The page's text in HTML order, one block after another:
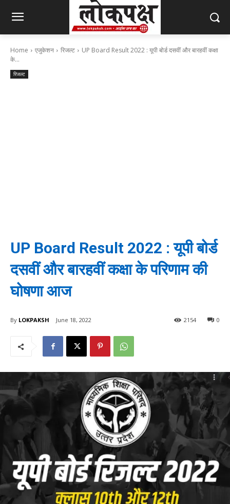
Home एजुकेशन रिजल्ट
UP Board Result 2022 : यूपी बोर्ड दसवीं और बारहवीं कक्षा
के...
रिजल्ट
UP Board Result 2022 : यूपी बोर्ड
दसवीं और बारहवीं कक्षा के परिणाम की
घोषणा आज
By LOKPAKSH June 18, 2022 0
2154